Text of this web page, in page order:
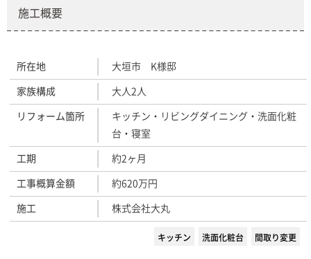
施工概要
所在地 大垣市 K様邸
家族構成 大人2人
リフォーム箇所
キッチン・リビングダイニング・洗面化粧
台・寝室
工期 約2ヶ月
工事概算金額 約620万円
施工 株式会社大丸
キッチン 洗面化粧台 間取り変更